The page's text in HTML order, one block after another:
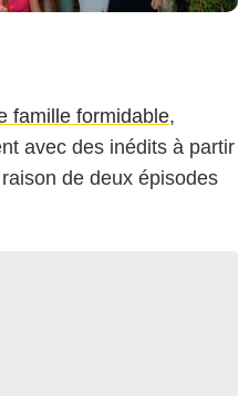
famille formidable,
avec des inédits à partir
de deux épisodes